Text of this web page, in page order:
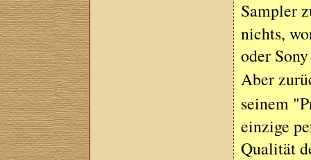
Sampler
nichts,
oder
Aber
seinem
einzige
Qualität